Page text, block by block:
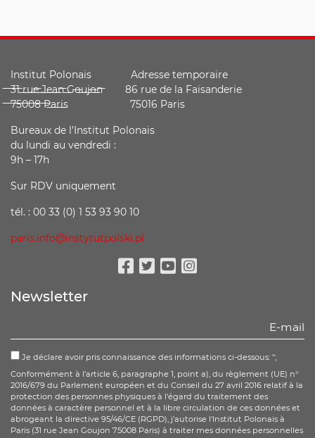
Institut Polonais Adresse temporaire
̶3̶1̶ ̶r̶u̶e̶ ̶J̶e̶a̶n̶ ̶G̶o̶u̶j̶o̶n̶ ̶ 86 rue de la Faisanderie
̶7̶5̶0̶0̶8̶ ̶P̶a̶r̶i̶s̶ 75016 Paris
Bureaux de l’Institut Polonais
du lundi au vendredi :
9h – 17h
Sur RDV uniquement
tél. : 00 33 (0) 1 53 93 90 10
paris.info@instytutpolski.pl
Newsletter
Je déclare avoir pris connaissance des informations ci-dessous: ";
Conformément à l'article 6, paragraphe 1, point a), du règlement (UE) n°
2016/679 du Parlement européen et du Conseil du 27 avril 2016 relatif à la
protection des personnes physiques à l'égard du traitement des
données à caractère personnel et à la libre circulation de ces données et
abrogeant la directive 95/46/CE (RGPD), j'autorise l'Institut Polonais à
Paris (31 rue Jean Goujon 75008 Paris) à traiter mes données personnelles